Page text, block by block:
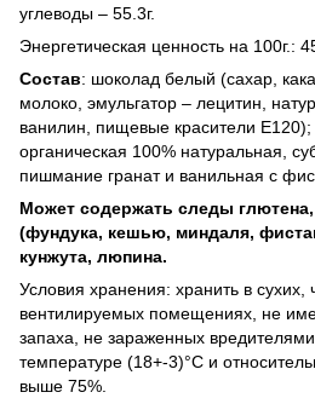
углеводы – 55.3г.
Энергетическая ценность на 100г.:
Состав: шоколад белый (сахар,
молоко, эмульгатор – лецитин,
ванилин, пищевые красители
органическая 100% натуральная,
пишмание гранат и ванильная с
Может содержать следы
(фундука, кешью, миндаля,
кунжута, люпина.
Условия хранения: хранить в сухих,
вентилируемых помещениях, не
запаха, не зараженных
температуре (18+-3)°С и
выше 75%.